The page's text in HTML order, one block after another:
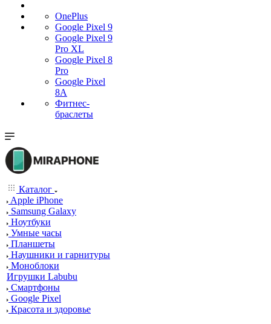
OnePlus
Google Pixel 9
Google Pixel 9
Pro XL
Google Pixel 8
Pro
Google Pixel
8A
Фитнес-
браслеты
Каталог
Apple iPhone
Samsung Galaxy
Ноутбуки
Умные часы
Планшеты
Наушники и гарнитуры
Моноблоки
Игрушки Labubu
Смартфоны
Google Pixel
Красота и здоровье